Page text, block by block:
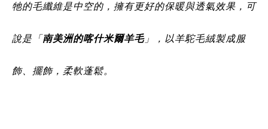
牠的毛纖維是中空的，擁有更好的保暖與透氣效果，可
說是「 南美洲的喀什米爾羊毛」，以羊駝毛絨製成服
飾、擺飾，柔軟蓬鬆。